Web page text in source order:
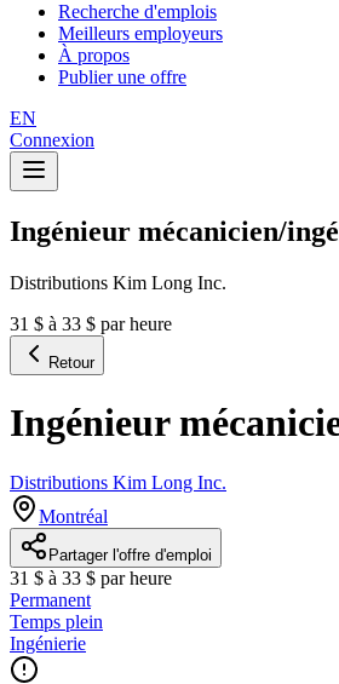
Recherche d'emplois
Meilleurs employeurs
À propos
Publier une offre
EN
Connexion
Ingénieur mécanicien/
Distributions Kim Long Inc.
31 $ à 33 $ par heure
Retour
Ingénieur
Distributions Kim Long Inc.
Montréal
Partager l'offre d'emploi
31 $ à 33 $ par heure
Permanent
Temps plein
Ingénierie